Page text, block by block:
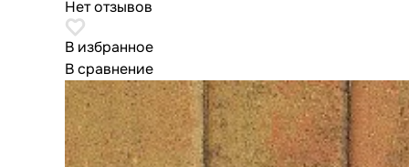
Нет отзывов
В избранное
В сравнение